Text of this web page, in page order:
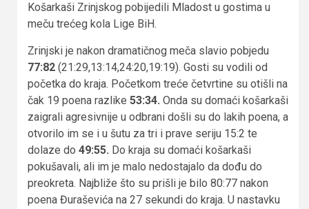
Košarkaši Zrinjskog pobijedili Mladost u gostima u
meču trećeg kola Lige BiH.
Zrinjski je nakon dramatičnog meča slavio pobjedu
77:82 (21:29,13:14,24:20,19:19). Gosti su vodili od
početka do kraja. Početkom treće četvrtine su otišli na
čak 19 poena razlike 53:34. Onda su domaći košarkaši
zaigrali agresivnije u odbrani došli su do lakih poena, a
otvorilo im se i u šutu za tri i prave seriju 15:2 te
dolaze do 49:55. Do kraja su domaći košarkaši
pokušavali, ali im je malo nedostajalo da dođu do
preokreta. Najbliže što su prišli je bilo 80:77 nakon
poena Đuraševića na 27 sekundi do kraja. U nastavku